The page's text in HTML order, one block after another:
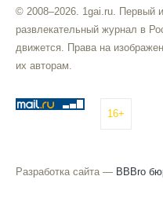
© 2008–2026. 1gai.ru. Первый
развлекательный журнал в
движется. Права на
их авторам.
16+
Разработка сайта — BBBro